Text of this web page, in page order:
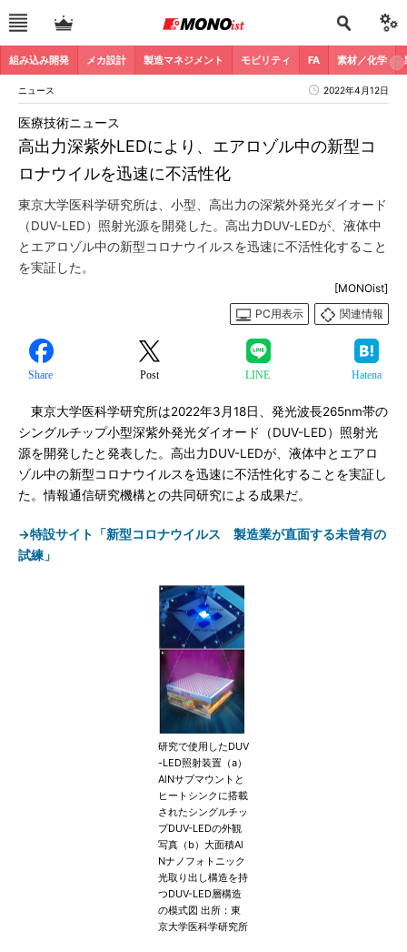
組み込み開発 メカ設計 製造マネジメント モビリティ FA 素材／化学
ニュース 2022年4月12日
高出力深紫外LEDにより、エアロゾル中の新型コ
ロナウイルを迅速に不活性化
医療技術ニュース
東京大学医科学研究所は、小型、高出力の深紫外発光ダイオード
（DUV-LED）照射光源を開発した。高出力DUV-LEDが、液体中
とエアロゾル中の新型コロナウイルスを迅速に不活性化すること
を実証した。
[MONOist]
PC用表示
関連情報
Share Post LINE Hatena
東京大学医科学研究所は2022年3月18日、発光波長265nm帯の
シングルチップ小型深紫外発光ダイオード（DUV-LED）照射光
源を開発したと発表した。高出力DUV-LEDが、液体中とエアロ
ゾル中の新型コロナウイルスを迅速に不活性化することを実証し
た。情報通信研究機構との共同研究による成果だ。
→特設サイト「新型コロナウイルス 製造業が直面する未曾有の
試練」
研究で使用したDUV
-LED照射装置（a）
AlNサブマウントと
ヒートシンクに搭載
されたシングルチッ
プDUV-LEDの外観
写真（b）大面積Al
Nナノフォトニック
光取り出し構造を持
つDUV-LED層構造
の模式図 出所：東
京大学医科学研究所